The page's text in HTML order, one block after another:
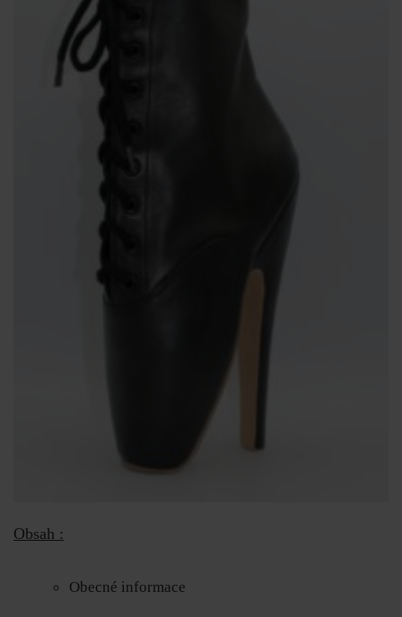
Obsah :
Obecné informace